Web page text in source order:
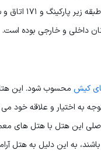
نزدیک می باشد. هتل
داخلی و خارجی بوده است.
کیش محسوب شود. این
به اختیار و علاقه خود می
اصلی این هتل با هتل های
به این دلیل به هتل